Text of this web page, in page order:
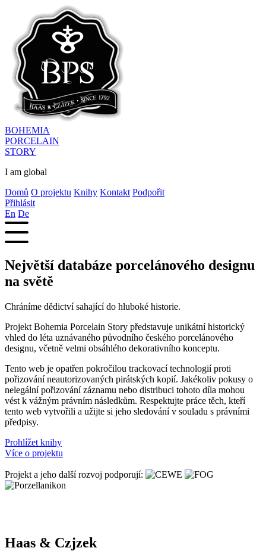
BOHEMIA
PORCELAIN
STORY
I am global
Domů O projektu Knihy Kontakt Podpořit
Přihlásit
En De
Největší databáze porcelánového designu
na světě
Chráníme dědictví sahající do hluboké historie.
Projekt Bohemia Porcelain Story představuje unikátní historický
vhled do léta uznávaného původního českého porcelánového
designu, včetně velmi obsáhlého dekorativního konceptu.
Tento web je opatřen pokročilou trackovací technologií proti
pořizování neautorizovaných pirátských kopií. Jakékoliv pokusy o
nelegální pořizování záznamu nebo distribuci tohoto díla mohou
vést k vážným právním následkům. Respektujte práce těch, kteří
tento web vytvořili a užijte si jeho sledování v souladu s právními
předpisy.
Prohlížet knihy
Více o projektu
Projekt a jeho další rozvoj podporují:
Haas & Czjzek